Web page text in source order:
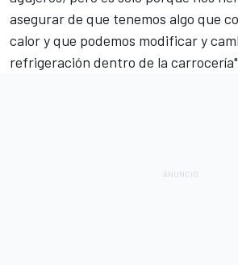
asegurar de que tenemos algo que
calor y que podemos modificar y
refrigeración dentro de la